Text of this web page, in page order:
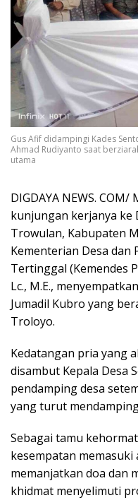
Gus Afif didampingi Kades
Ahmad Rudiyanto saat
utama
DIGDAYA NEWS. COM/
kunjungan kerjanya ke
Trowulan, Kabupaten
Kementerian Desa dan
Tertinggal (Kemendes
Lc., M.E.,
Jumadil Kubro yang
Troloyo.
Kedatangan pria yang
disambut Kepala Desa
pendamping desa
yang turut
Sebagai tamu
kesempatan
memanjatkan doa dan
khidmat menyelimuti